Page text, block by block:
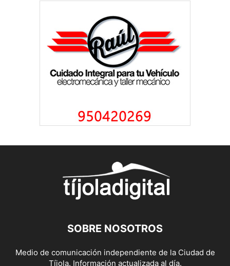
SOBRE NOSOTROS
Medio de comunicación independiente de la Ciudad de
Tíjola. Información actualizada al día.